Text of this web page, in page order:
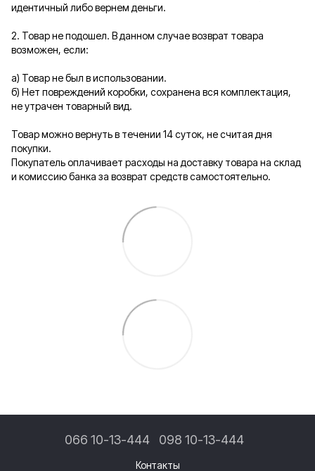
идентичный либо вернем деньги.
2. Товар не подошел. В данном случае возврат товара
возможен, если:
а) Товар не был в использовании.
б) Нет повреждений коробки, сохранена вся комплектация,
не утрачен товарный вид.
Товар можно вернуть в течении 14 суток, не считая дня
покупки.
Покупатель оплачивает расходы на доставку товара на склад
и комиссию банка за возврат средств самостоятельно.
066 10-13-444 098 10-13-444
Контакты